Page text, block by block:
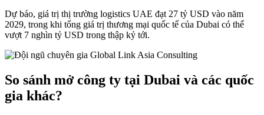
Dự báo, giá trị thị trường logistics UAE đạt 27 tỷ USD vào năm
2029, trong khi tổng giá trị thương mại quốc tế của Dubai có thể
vượt 7 nghìn tỷ USD trong thập kỷ tới.
So sánh mở công ty tại Dubai và các quốc
gia khác?